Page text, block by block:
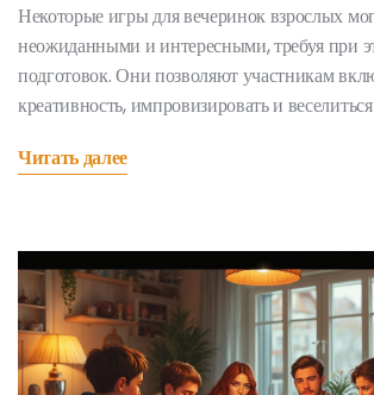
Некоторые игры для вечеринок взрослых
неожиданными и интересными, требуя при
подготовок. Они позволяют участникам
креативность, импровизировать и
игры, которые требуют совсем ничего для их
Читать далее